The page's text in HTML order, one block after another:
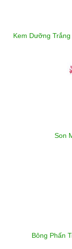
Kem Dưỡng
Son
Bông Phấn